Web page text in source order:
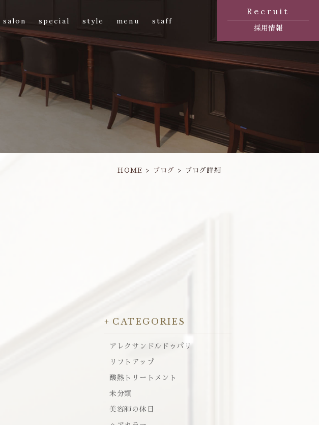
salon special style menu staff
Recruit
採用情報
HOME ブログ ブログ詳細
CATEGORIES
アレクサンドルドゥパリ
リフトアップ
酸熱トリートメント
未分類
美容師の休日